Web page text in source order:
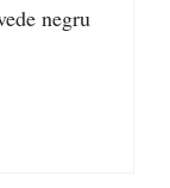
negru